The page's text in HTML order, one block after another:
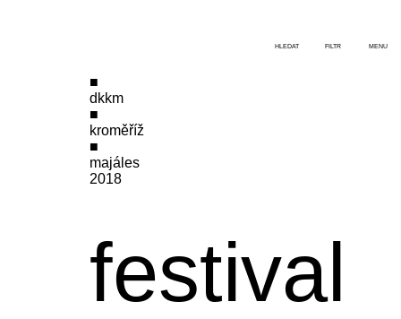
dkkm
kroměříž
majáles
2018
festival
HLEDAT FILTR MENU